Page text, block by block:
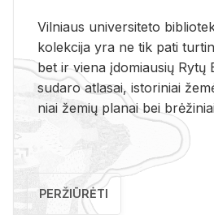
Vil­niaus uni­ver­si­te­to
ko­lek­ci­ja yra ne tik pati
bet ir vie­na įdo­miau­sių Rytų
su­da­ro at­la­sai, is­to­ri­niai
niai že­mių pla­nai bei
PERŽIŪRĖTI